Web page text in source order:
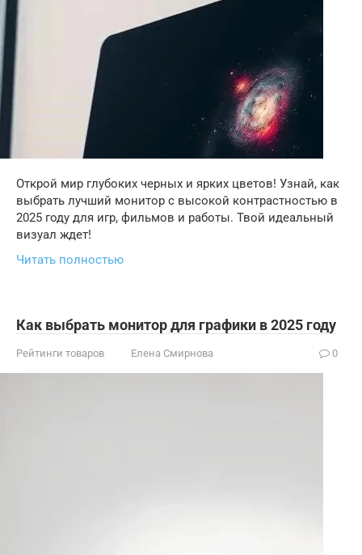
Открой мир глубоких черных и ярких цветов! Узнай, как
выбрать лучший монитор с высокой контрастностью в
2025 году для игр, фильмов и работы. Твой идеальный
визуал ждет!
Читать полностью
Как выбрать монитор для графики в 2025 году
Рейтинги товаров Елена Смирнова 0